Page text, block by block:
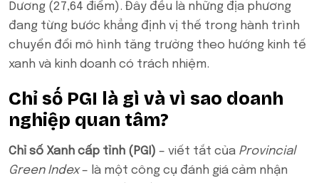
Dương (27,64 điểm). Đây đều là những địa phương
đang từng bước khẳng định vị thế trong hành trình
chuyển đổi mô hình tăng trưởng theo hướng kinh tế
xanh và kinh doanh có trách nhiệm.
Chỉ số PGI là gì và vì sao doanh
nghiệp quan tâm?
Chỉ số Xanh cấp tỉnh (PGI) – viết tắt của Provincial
Green Index– là một công cụ đánh giá cảm nhận